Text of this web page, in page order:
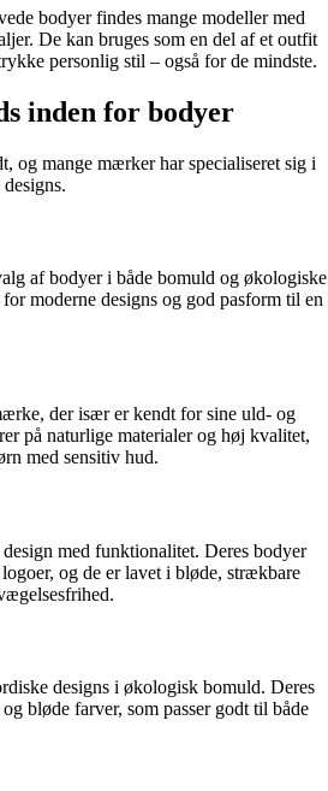
bodyer findes mange modeller med
De kan bruges som en del af et outfit
personlig stil – også for de mindste.
inden for bodyer
og mange mærker har specialiseret sig i
af bodyer i både bomuld og økologiske
moderne designs og god pasform til en
der især er kendt for sine uld- og
på naturlige materialer og høj kvalitet,
med sensitiv hud.
med funktionalitet. Deres bodyer
og de er lavet i bløde, strækbare
designs i økologisk bomuld. Deres
bløde farver, som passer godt til både